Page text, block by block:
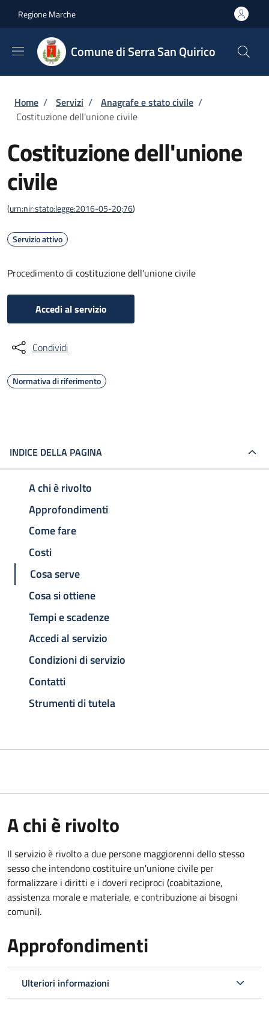
Regione Marche
Comune di Serra San Quirico
Briciole di pane
Home / Servizi / Anagrafe e stato civile /
Costituzione dell'unione civile
Costituzione dell'unione
civile
(urn:nir:stato:legge:2016-05-20;76)
Servizio attivo
Procedimento di costituzione dell'unione civile
Accedi al servizio
Condividi
Normativa di riferimento
INDICE DELLA PAGINA
A chi è rivolto
Approfondimenti
Come fare
Costi
Cosa serve
Cosa si ottiene
Tempi e scadenze
Accedi al servizio
Condizioni di servizio
Contatti
Strumenti di tutela
A chi è rivolto
Il servizio è rivolto a due persone maggiorenni dello stesso
sesso che intendono costituire un'unione civile per
formalizzare i diritti e i doveri reciproci (coabitazione,
assistenza morale e materiale, e contribuzione ai bisogni
comuni).
Approfondimenti
Ulteriori informazioni